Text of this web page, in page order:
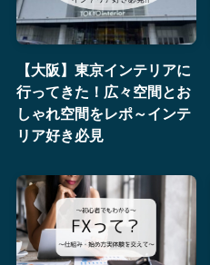
【大阪】東京インテリアに
行ってきた！広々空間とお
しゃれ空間をレポ～インテ
リア好き必見